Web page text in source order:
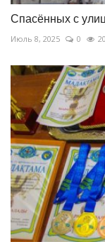
Спасённых с
Июль 8, 2025 0